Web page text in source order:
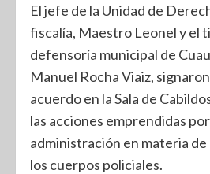
El jefe de la Unidad de
fiscalía, Maestro Leonel y el
defensoría municipal de
Manuel Rocha Viaiz,
acuerdo en la Sala de
las acciones emprendidas
administración en materia
los cuerpos policiales.